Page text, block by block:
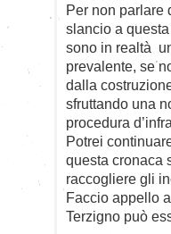
Per non parlare
slancio a
sono in realtà
prevalente, se
dalla
sfruttando una
procedura
Potrei
questa cronaca
raccogliere gli
Faccio appello
Terzigno può